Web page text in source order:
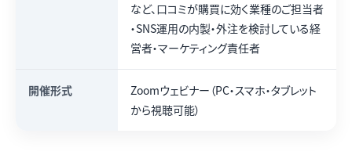
など、口コミが購買に効く業種のご担当者
・SNS運用の内製・外注を検討している経
営者・マーケティング責任者
開催形式
Zoomウェビナー（PC・スマホ・タブレット
から視聴可能）